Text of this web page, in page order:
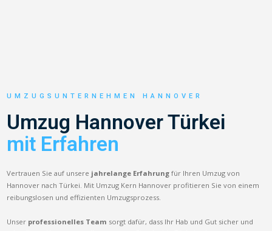
UMZUGSUNTERNEHMEN HANNOVER
Umzug Hannover Türkei
mit Erfahren
Vertrauen Sie auf unsere jahrelange Erfahrung für Ihren Umzug von
Hannover nach Türkei. Mit Umzug Kern Hannover profitieren Sie von einem
reibungslosen und effizienten Umzugsprozess.
Unser professionelles Team sorgt dafür, dass Ihr Hab und Gut sicher und